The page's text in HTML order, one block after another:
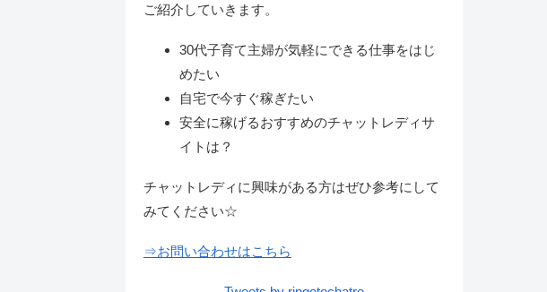
ご紹介していきます。
30代子育て主婦が気軽にできる仕事をはじ
めたい
自宅で今すぐ稼ぎたい
安全に稼げるおすすめのチャットレディサ
イトは？
チャットレディに興味がある方はぜひ参考にして
みてください☆
⇒お問い合わせはこちら